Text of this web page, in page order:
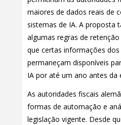
maiores de dados reais de
sistemas de IA. A proposta
algumas regras de
que certas informações
permaneçam disponíveis
IA por até um ano antes da
As autoridades fiscais
formas de automação e
legislação vigente. Desde